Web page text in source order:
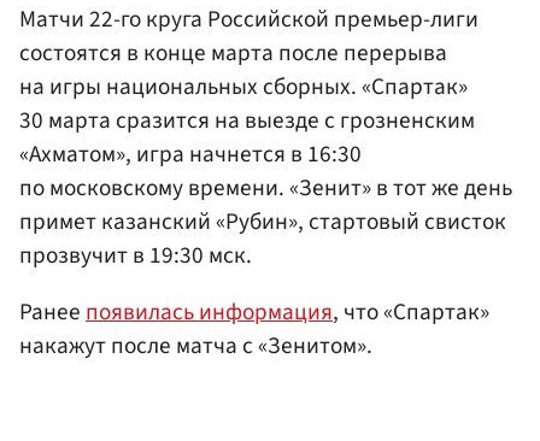
Матчи 22-го круга Российской премьер-лиги
состоятся в конце марта после перерыва
на игры национальных сборных. «Спартак»
30 марта сразится на выезде с грозненским
«Ахматом», игра начнется в 16:30
по московскому времени. «Зенит» в тот же день
примет казанский «Рубин», стартовый свисток
прозвучит в 19:30 мск.
Ранеепоявилась информация, что «Спартак»
накажут после матча с «Зенитом».